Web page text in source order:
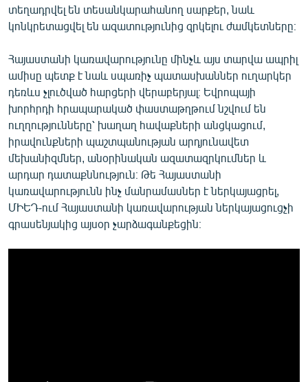
տեղադրվել են տեսանկարահանող սարքեր, նաև
կոնկրետացվել են ազատությունից զրկելու ժամկետները։
Հայաստանի կառավարությունը մինչև այս տարվա ապրիլ
ամիսը պետք է նաև սպառիչ պատասխաններ ուղարկեր
դեռևս չլուծված հարցերի վերաբերյալ։ Եվրոպայի
խորհրդի հրապարակած փաստաթղթում նշվում են
ուղղությունները՝ խաղաղ հավաքների անցկացում,
իրավունքների պաշտպանության արդյունավետ
մեխանիզմներ, անօրինական ազատազրկումներ և
արդար դատաքննություն։ Թե Հայաստանի
կառավարությունն ինչ մանրամասներ է ներկայացրել,
ՄԻԵԴ-ում Հայաստանի կառավարության ներկայացուցչի
գրասենյակից այսօր չարձագանքեցին։